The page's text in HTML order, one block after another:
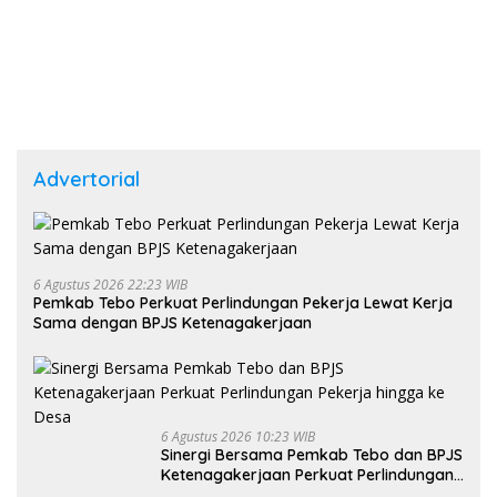
Advertorial
6 Agustus 2026 22:23 WIB
Pemkab Tebo Perkuat Perlindungan Pekerja Lewat Kerja
Sama dengan BPJS Ketenagakerjaan
6 Agustus 2026 10:23 WIB
Sinergi Bersama Pemkab Tebo dan BPJS
Ketenagakerjaan Perkuat Perlindungan